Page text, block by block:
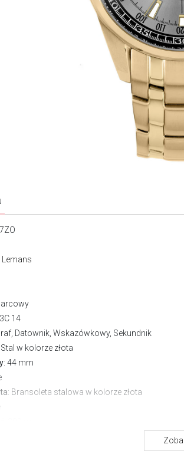
14
Datownik, Wskazówkowy, Sekundnik
Stal w kolorze złota
: 44 mm
: Bransoleta stalowa w kolorze złota